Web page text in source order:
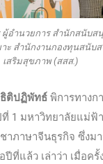
ผู้อำนวยการ สำนักสนับส
ะ สำนักงานกองทุนสนับ
เสริมสุขภาพ (สสส.)
ธิติปฏิพัทธ์ พิการทางก
ที่ 1 มหาวิทยาลัยแม่ฟ้
าภาษาจีนธุรกิจ ซึ่งมา
ปีที่แล้ว เล่าว่า เมื่อครั้